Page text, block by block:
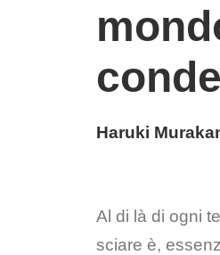
Haruki
Al di là di ogni
sciare è,